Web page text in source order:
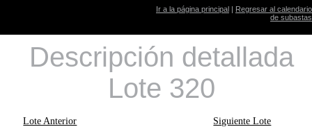
Ir a la página principal | Regresar al calendario
de subastas
Descripción detallada
Lote 320
Lote Anterior Siguiente Lote